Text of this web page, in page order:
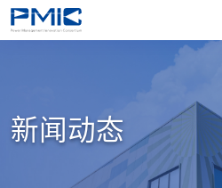
新闻动态